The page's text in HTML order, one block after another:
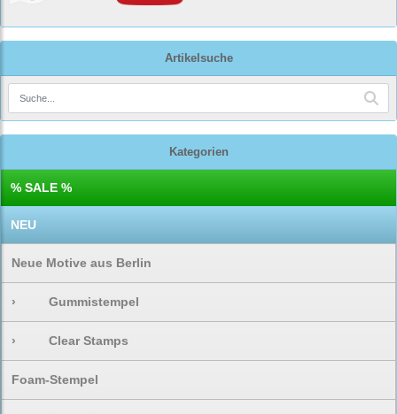
Artikelsuche
Kategorien
% SALE %
NEU
Neue Motive aus Berlin
› Gummistempel
› Clear Stamps
Foam-Stempel